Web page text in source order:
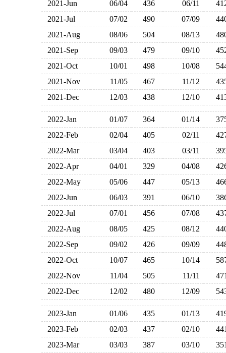
2021-Jun
06/04 436 06/11
2021-Jul
07/02 490 07/09
2021-Aug
08/06 504 08/13
2021-Sep
09/03 479 09/10
2021-Oct
10/01 498 10/08
2021-Nov
11/05 467 11/12
2021-Dec
12/03 438 12/10
2022-Jan 01/07 364 01/14
2022-Feb
02/04 405 02/11
2022-Mar
03/04 403 03/11
2022-Apr
04/01 329 04/08
2022-May
05/06 447 05/13
2022-Jun
06/03 391 06/10
2022-Jul
07/01 456 07/08
2022-Aug
08/05 425 08/12
2022-Sep
09/02 426 09/09
2022-Oct
10/07 465 10/14
2022-Nov
11/04 505 11/11
2022-Dec
12/02 480 12/09
2023-Jan 01/06 435 01/13
2023-Feb
02/03 437 02/10
2023-Mar
03/03 387 03/10